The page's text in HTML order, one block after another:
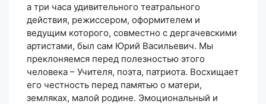
а три часа удивительного театрального
действия, режиссером, оформителем и
ведущим которого, совместно с дергачевскими
артистами, был сам Юрий Васильевич. Мы
преклоняемся перед полезностью этого
человека – Учителя, поэта, патриота. Восхищает
его честность перед памятью о матери,
земляках, малой родине. Эмоциональный и